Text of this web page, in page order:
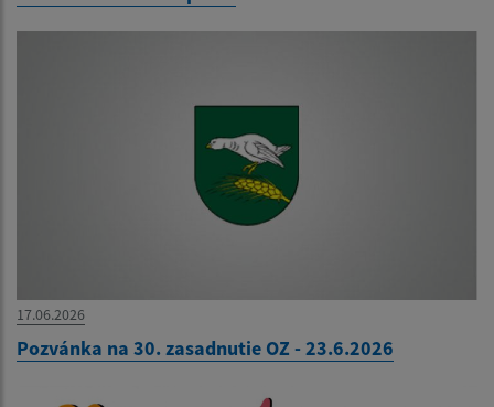
17.06.2026
Pozvánka na 30. zasadnutie OZ - 23.6.2026